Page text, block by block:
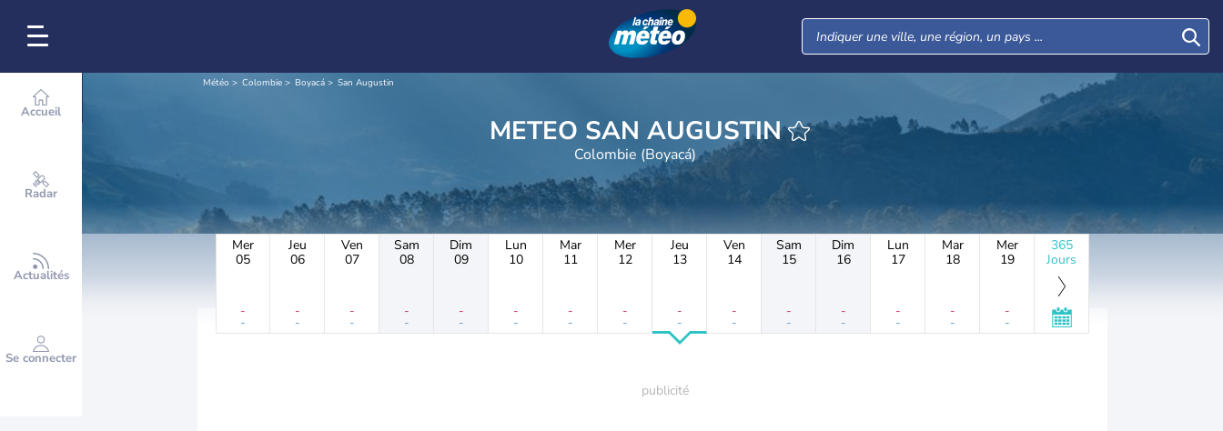
Accueil
Radar
Actualités
Se connecter
Météo Colombie Boyacá San Augustin
METEO SAN AUGUSTIN
Colombie (Boyacá)
Mer
05
-
-
Jeu
06
-
-
Ven
07
-
-
Sam
08
-
-
Dim
09
-
-
Lun
10
-
-
Mar
11
-
-
Mer
12
-
-
Jeu
13
-
-
Ven
14
-
-
Sam
15
-
-
Dim
16
-
-
Lun
17
-
-
Mar
18
-
-
Mer
19
-
-
365
Jours